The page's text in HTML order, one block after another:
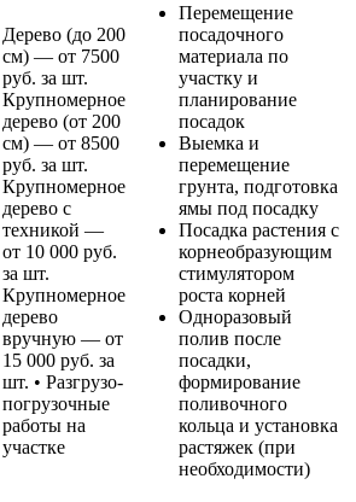
Дерево (до 200
см) — от 7500
руб. за шт.
Крупномерное
дерево (от 200
см) — от 8500
руб. за шт.
Крупномерное
дерево с
техникой —
от 10 000 руб.
за шт.
Крупномерное
дерево
вручную — от
15 000 руб. за
шт. • Разгрузо-
погрузочные
работы на
участке
Перемещение
посадочного
материала по
участку и
планирование
посадок
Выемка и
перемещение
грунта, подготовка
ямы под посадку
Посадка растения с
корнеобразующим
стимулятором
роста корней
Одноразовый
полив после
посадки,
формирование
поливочного
кольца и установка
растяжек (при
необходимости)